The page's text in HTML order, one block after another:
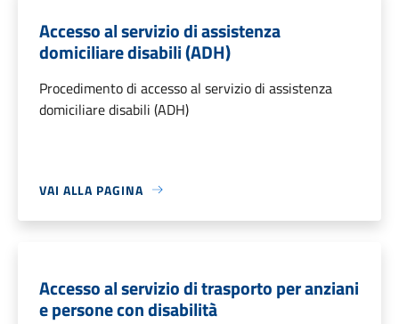
Accesso al servizio di assistenza
domiciliare disabili (ADH)
Procedimento di accesso al servizio di assistenza
domiciliare disabili (ADH)
VAI ALLA PAGINA
Accesso al servizio di trasporto per anziani
e persone con disabilità